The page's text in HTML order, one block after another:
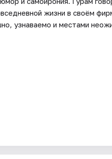
жизни в своём
узнаваемо и местами